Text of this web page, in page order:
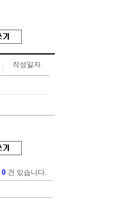
작성일자
0건 있습니다.